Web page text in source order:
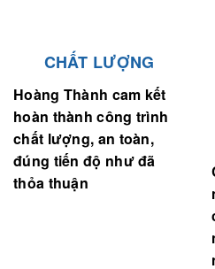
Hoàng Thành cam kết
hoàn thành công trình
chất lượng, an toàn,
đúng tiến độ như đã
thỏa thuận